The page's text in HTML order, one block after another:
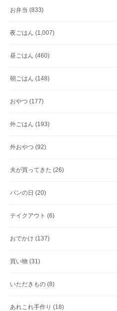
お弁当 (833)
夜ごはん (1,007)
昼ごはん (460)
朝ごはん (148)
おやつ (177)
外ごはん (193)
外おやつ (92)
夫が買ってきた (26)
パンの日 (20)
テイクアウト (6)
おでかけ (137)
買い物 (31)
いただきもの (8)
あれこれ手作り (18)